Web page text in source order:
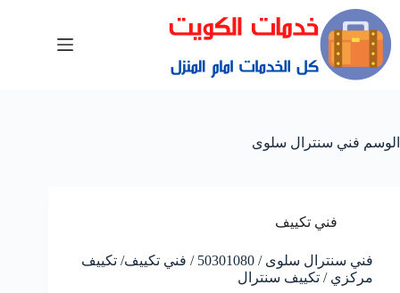
الوسم فني سنترال سلوى
فني تكييف
فني سنترال سلوى / 50301080 / فني تكييف/ تكييف
مركزي / تكييف سنترال